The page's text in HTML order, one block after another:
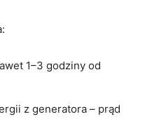
1–3 godziny od
z generatora – prąd